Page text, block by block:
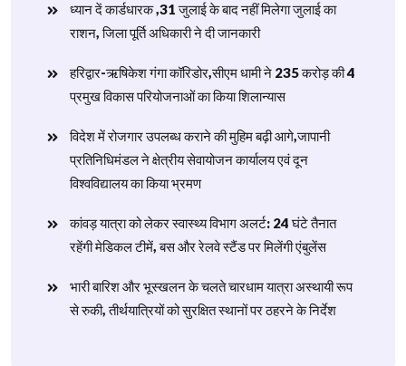
ध्यान दें कार्डधारक ,31 जुलाई के बाद नहीं मिलेगा जुलाई का
राशन, जिला पूर्ति अधिकारी ने दी जानकारी
हरिद्वार-ऋषिकेश गंगा कॉरिडोर,सीएम धामी ने 235 करोड़ की 4
प्रमुख विकास परियोजनाओं का किया शिलान्यास
विदेश में रोजगार उपलब्ध कराने की मुहिम बढ़ी आगे,जापानी
प्रतिनिधिमंडल ने क्षेत्रीय सेवायोजन कार्यालय एवं दून
विश्वविद्यालय का किया भ्रमण
​कांवड़ यात्रा को लेकर स्वास्थ्य विभाग अलर्ट: 24 घंटे तैनात
रहेंगी मेडिकल टीमें, बस और रेलवे स्टैंड पर मिलेंगी एंबुलेंस
​भारी बारिश और भूस्खलन के चलते चारधाम यात्रा अस्थायी रूप
से रुकी, तीर्थयात्रियों को सुरक्षित स्थानों पर ठहरने के निर्देश